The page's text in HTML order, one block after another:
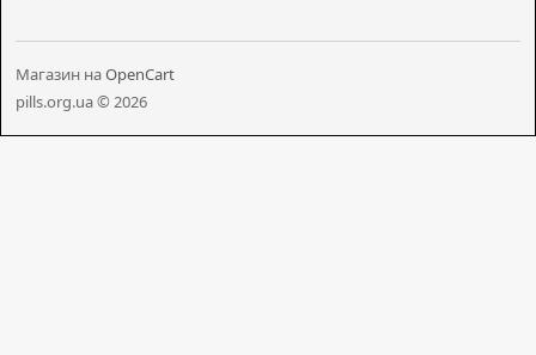
Магазин наOpenCart
pills.org.ua © 2026